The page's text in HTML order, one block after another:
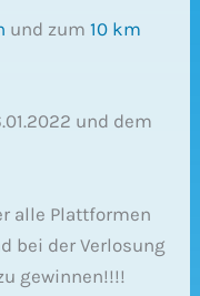
und zum10 km
und dem
alle Plattformen
bei der Verlosung
gewinnen!!!!